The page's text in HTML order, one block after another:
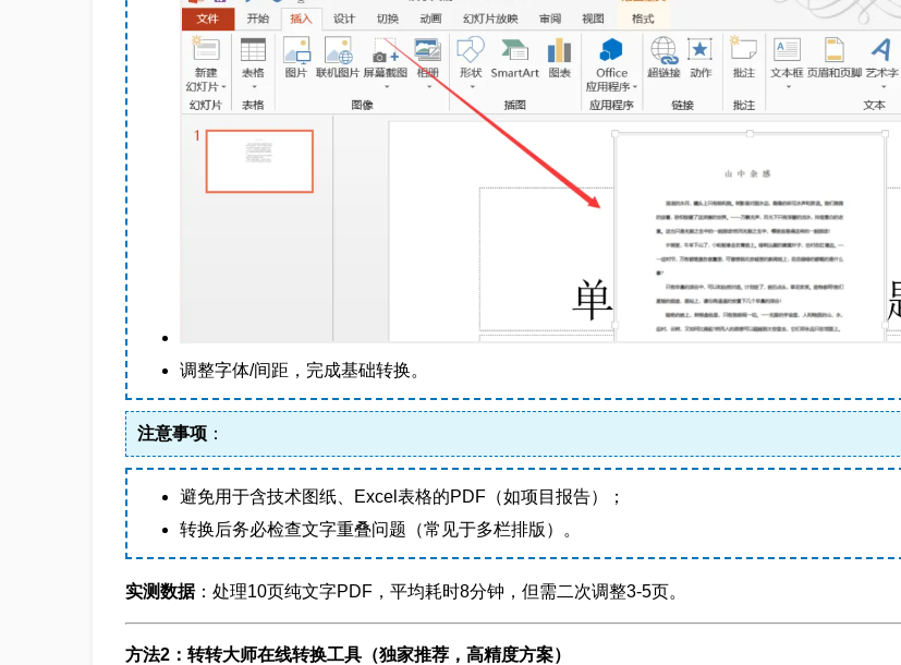
调整字体/间距，完成基础转换。
注意事项：
避免用于含技术图纸、Excel表格的PDF（如项目报告）；
转换后务必检查文字重叠问题（常见于多栏排版）。
实测数据：处理10页纯文字PDF，平均耗时8分钟，但需二次调整3-5页。
方法2：转转大师在线转换工具（独家推荐，高精度方案）